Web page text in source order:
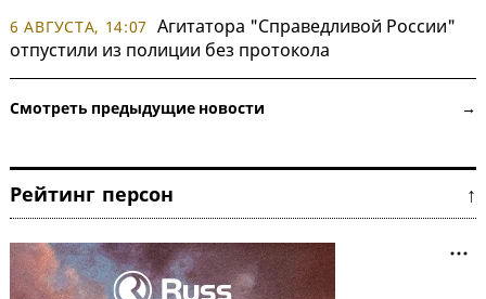
6 АВГУСТА, 14:07 Агитатора "Справедливой России"
отпустили из полиции без протокола
Смотреть предыдущие новости →
Рейтинг персон ↑